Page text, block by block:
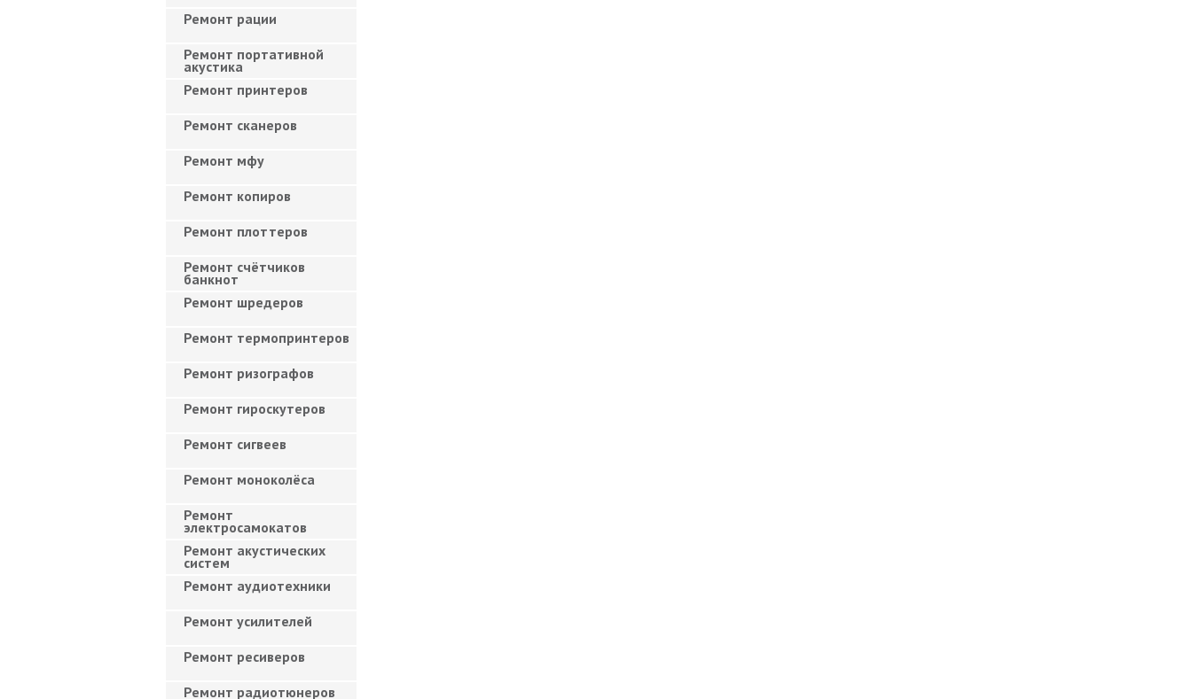
Ремонт рации
Ремонт портативной
акустика
Ремонт принтеров
Ремонт сканеров
Ремонт мфу
Ремонт копиров
Ремонт плоттеров
Ремонт счётчиков
банкнот
Ремонт шредеров
Ремонт термопринтеров
Ремонт ризографов
Ремонт гироскутеров
Ремонт сигвеев
Ремонт моноколёса
Ремонт
электросамокатов
Ремонт акустических
систем
Ремонт аудиотехники
Ремонт усилителей
Ремонт ресиверов
Ремонт радиотюнеров